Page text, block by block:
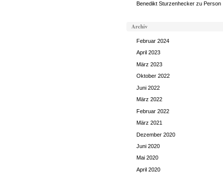
Benedikt Sturzenheckerzu Person
Archiv
Februar 2024
April 2023
März 2023
Oktober 2022
Juni 2022
März 2022
Februar 2022
März 2021
Dezember 2020
Juni 2020
Mai 2020
April 2020